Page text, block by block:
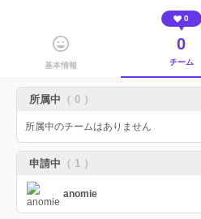
基本情報
0
0
チーム
所属中 （ 0 ）
所属中のチームはありません
申請中 （ 1 ）
anomie